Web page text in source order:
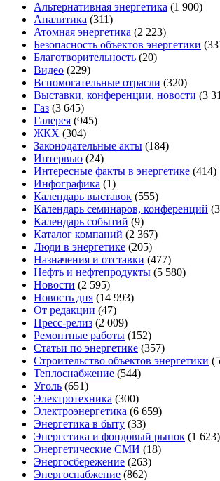
Альтернативная энергетика (1 900)
Аналитика (311)
Атомная энергетика (2 223)
Безопасность объектов энергетики
Благотворительность (20)
Видео (229)
Вспомогательные отрасли (320)
Выставки, конференции, новости (3
Газ (3 645)
Галерея (945)
ЖКХ (304)
Законодательные акты (184)
Интервью (24)
Интересные факты в энергетике (414)
Инфографика (1)
Календарь выставок (555)
Календарь семинаров, конференций
Календарь событий (9)
Каталог компаний (2 367)
Люди в энергетике (205)
Назначения и отставки (477)
Нефть и нефтепродукты (5 580)
Новости (2 595)
Новость дня (14 993)
От редакции (47)
Пресс-релиз (2 009)
Ремонтные работы (152)
Статьи по энергетике (357)
Строительство объектов энергетики
Теплоснабжение (544)
Уголь (651)
Электротехника (300)
Электроэнергетика (6 659)
Энергетика в быту (33)
Энергетика и фондовый рынок (1 623)
Энергетические СМИ (18)
Энергосбережение (263)
Энергоснабжение (862)